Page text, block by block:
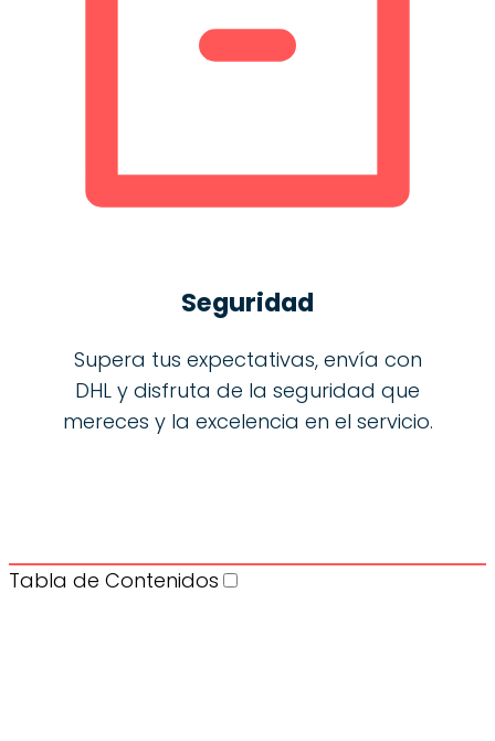
Seguridad
Supera tus expectativas, envía con
DHL y disfruta de la seguridad que
mereces y la excelencia en el servicio.
Tabla de Contenidos